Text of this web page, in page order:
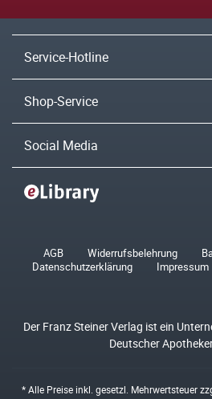
Service-Hotline
Shop-Service
Social Media
AGB Widerrufsbelehrung
Datenschutzerklärung
Impressum
Der Franz Steiner Verlag ist ein
Deutscher
* Alle Preise inkl. gesetzl. Mehrwertsteuer